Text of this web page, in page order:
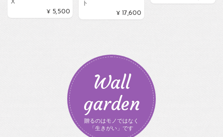
X
¥5,500
ト
¥17,600
Wall
garden
贈るのはモノではなく
「生きがい」です